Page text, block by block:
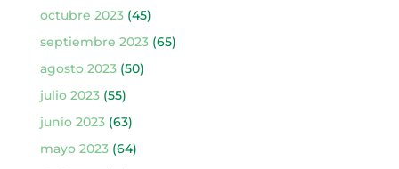
octubre 2023(45)
septiembre 2023(65)
agosto 2023(50)
julio 2023(55)
junio 2023(63)
mayo 2023(64)